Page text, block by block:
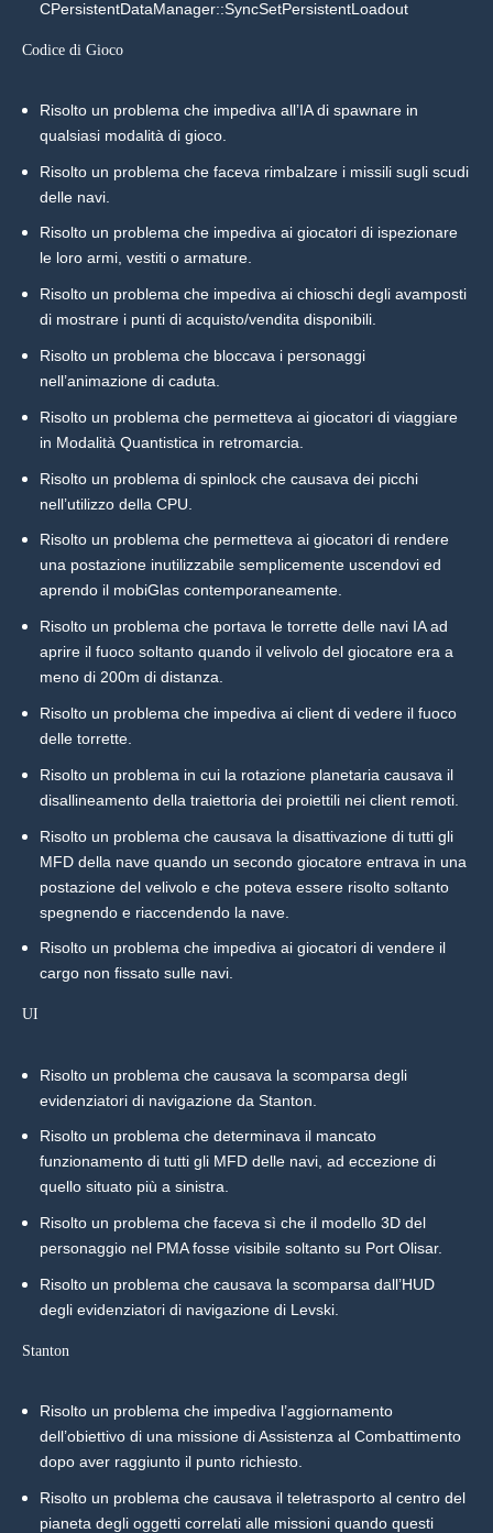
CPersistentDataManager::SyncSetPersistentLoadout
Codice di Gioco
Risolto un problema che impediva all’IA di spawnare in
qualsiasi modalità di gioco.
Risolto un problema che faceva rimbalzare i missili sugli scudi
delle navi.
Risolto un problema che impediva ai giocatori di ispezionare
le loro armi, vestiti o armature.
Risolto un problema che impediva ai chioschi degli avamposti
di mostrare i punti di acquisto/vendita disponibili.
Risolto un problema che bloccava i personaggi
nell’animazione di caduta.
Risolto un problema che permetteva ai giocatori di viaggiare
in Modalità Quantistica in retromarcia.
Risolto un problema di spinlock che causava dei picchi
nell’utilizzo della CPU.
Risolto un problema che permetteva ai giocatori di rendere
una postazione inutilizzabile semplicemente uscendovi ed
aprendo il mobiGlas contemporaneamente.
Risolto un problema che portava le torrette delle navi IA ad
aprire il fuoco soltanto quando il velivolo del giocatore era a
meno di 200m di distanza.
Risolto un problema che impediva ai client di vedere il fuoco
delle torrette.
Risolto un problema in cui la rotazione planetaria causava il
disallineamento della traiettoria dei proiettili nei client remoti.
Risolto un problema che causava la disattivazione di tutti gli
MFD della nave quando un secondo giocatore entrava in una
postazione del velivolo e che poteva essere risolto soltanto
spegnendo e riaccendendo la nave.
Risolto un problema che impediva ai giocatori di vendere il
cargo non fissato sulle navi.
UI
Risolto un problema che causava la scomparsa degli
evidenziatori di navigazione da Stanton.
Risolto un problema che determinava il mancato
funzionamento di tutti gli MFD delle navi, ad eccezione di
quello situato più a sinistra.
Risolto un problema che faceva sì che il modello 3D del
personaggio nel PMA fosse visibile soltanto su Port Olisar.
Risolto un problema che causava la scomparsa dall’HUD
degli evidenziatori di navigazione di Levski.
Stanton
Risolto un problema che impediva l’aggiornamento
dell’obiettivo di una missione di Assistenza al Combattimento
dopo aver raggiunto il punto richiesto.
Risolto un problema che causava il teletrasporto al centro del
pianeta degli oggetti correlati alle missioni quando questi